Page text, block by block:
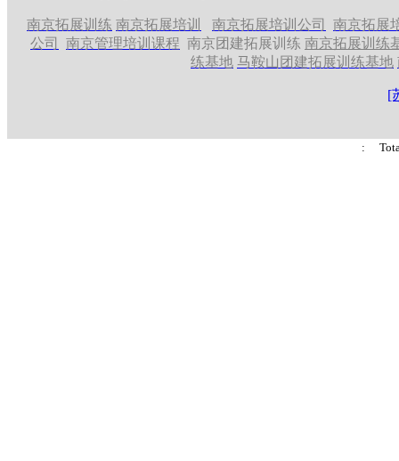
南京拓展训练 南京拓展培训 南京拓展培训公司
南京拓展
公司
南京管理培训课程 南京团建拓展训练 南京拓展训练
练基地 马鞍山团建拓展训练基地
[
: